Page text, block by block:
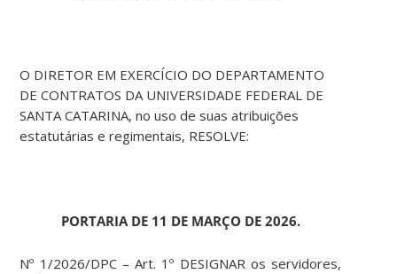
O DIRETOR EM EXERCÍCIO DO DEPARTAMENTO
DE CONTRATOS DA UNIVERSIDADE FEDERAL DE
SANTA CATARINA, no uso de suas atribuições
estatutárias e regimentais, RESOLVE:
PORTARIA DE 11 DE MARÇO DE 2026.
Nº 1/2026/DPC – Art. 1º DESIGNAR os servidores,